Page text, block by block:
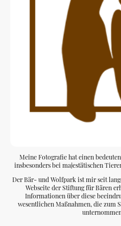
Meine Fotografie hat einen
insbesonders bei majestätischen
Der Bär- und Wolfpark ist mir seit
Webseite der Stiftung für Bären
Informationen über diese
wesentlichen Maßnahmen, die zum